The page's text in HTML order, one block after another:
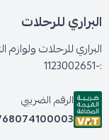
البراري للرحلات
البراري للرحلات
:-1123002651
الرقم الضريبي